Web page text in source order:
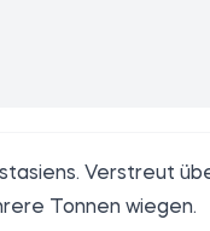
Verstreut
Tonnen wiegen.